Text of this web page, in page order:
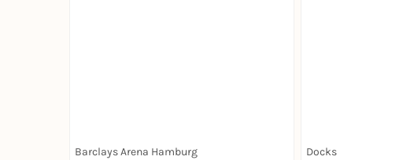
Barclays Arena Hamburg
Docks